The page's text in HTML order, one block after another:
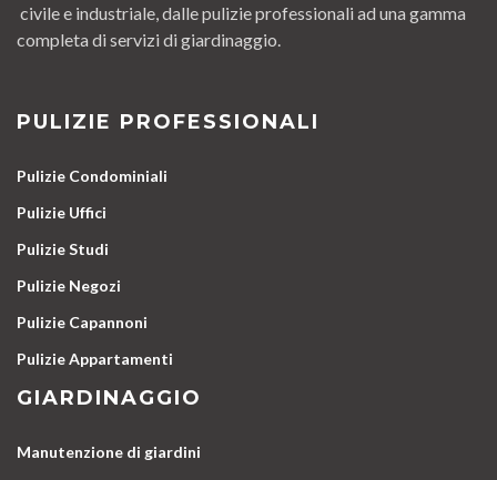
civile e industriale, dalle pulizie professionali ad una gamma
completa di servizi di giardinaggio.
PULIZIE PROFESSIONALI
Pulizie Condominiali
Pulizie Uffici
Pulizie Studi
Pulizie Negozi
Pulizie Capannoni
Pulizie Appartamenti
GIARDINAGGIO
Manutenzione di giardini